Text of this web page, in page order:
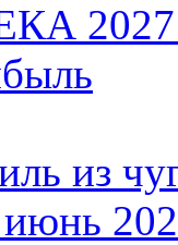
2027:
из